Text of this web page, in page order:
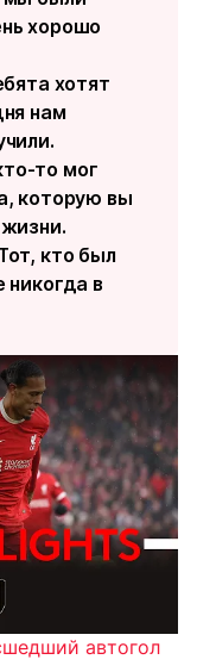
хорошо
хотят
нам
то мог
которую вы
кто был
никогда в
YouTube
автогол